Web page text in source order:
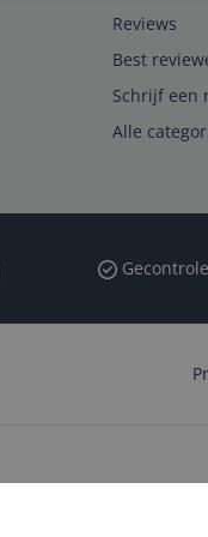
Reviews
Best
Schrijf een
Alle